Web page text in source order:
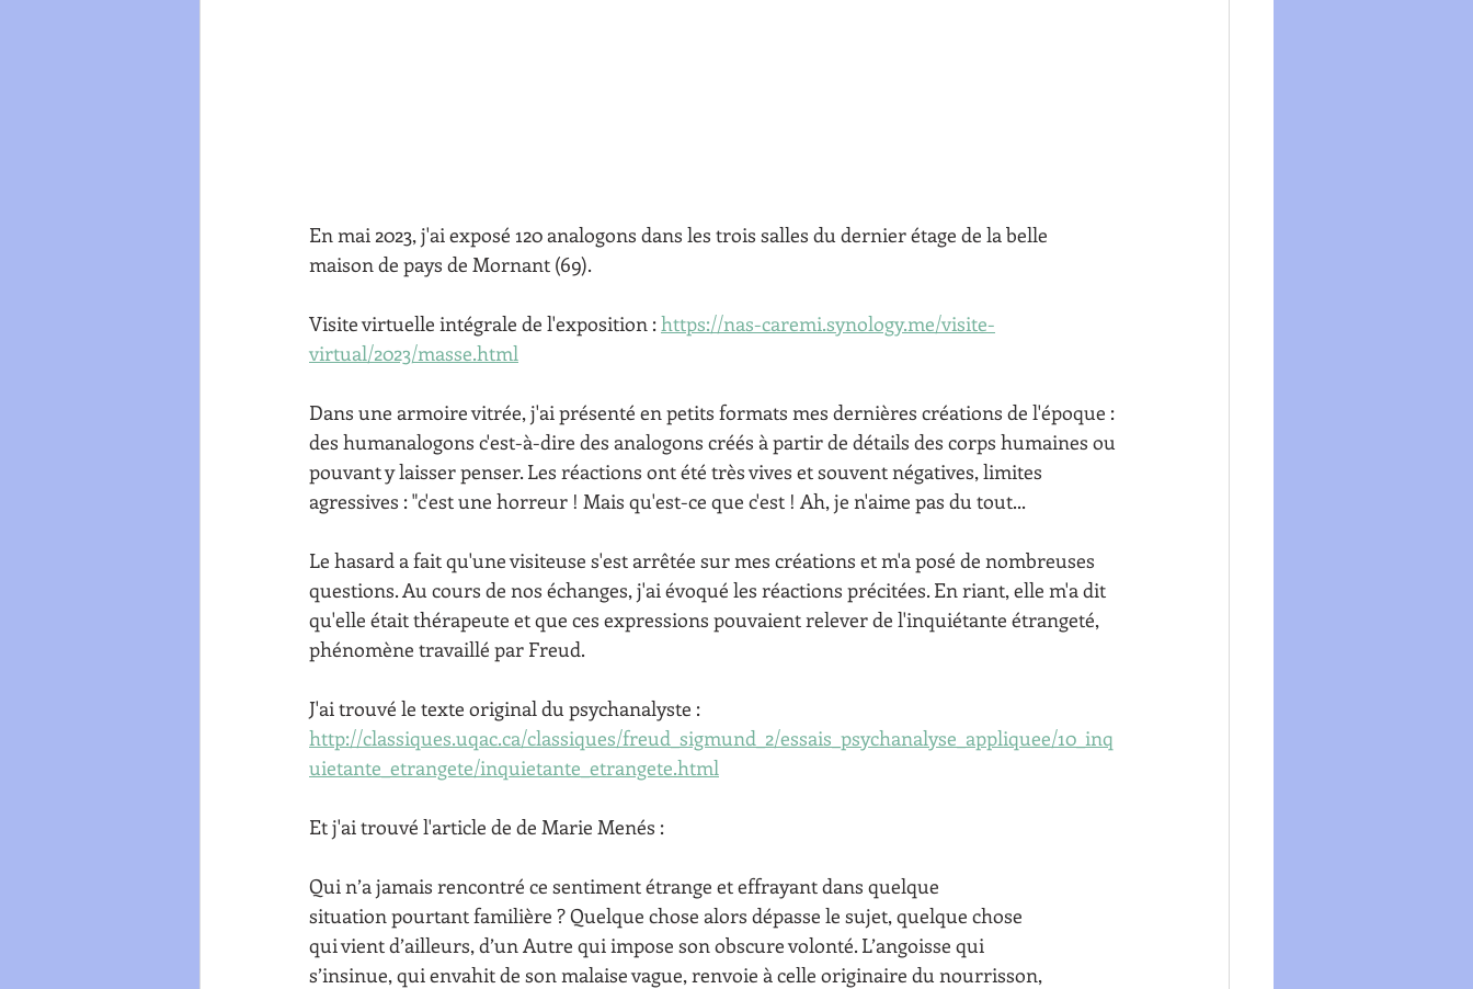
En mai 2023, j'ai exposé 120 analogons dans les trois salles du dernier étage de la belle
maison de pays de Mornant (69).
Visite virtuelle intégrale de l'exposition : https://nas-caremi.synology.me/visite-
virtual/2023/masse.html
Dans une armoire vitrée, j'ai présenté en petits formats mes dernières créations de l'époque :
des humanalogons c'est-à-dire des analogons créés à partir de détails des corps humaines ou
pouvant y laisser penser. Les réactions ont été très vives et souvent négatives, limites
agressives : "c'est une horreur ! Mais qu'est-ce que c'est ! Ah, je n'aime pas du tout...
Le hasard a fait qu'une visiteuse s'est arrêtée sur mes créations et m'a posé de nombreuses
questions. Au cours de nos échanges, j'ai évoqué les réactions précitées. En riant, elle m'a dit
qu'elle était thérapeute et que ces expressions pouvaient relever de l'inquiétante étrangeté,
phénomène travaillé par Freud.
J'ai trouvé le texte original du psychanalyste :
http://classiques.uqac.ca/classiques/freud_sigmund_2/essais_psychanalyse_appliquee/10_inq
uietante_etrangete/inquietante_etrangete.html
Et j'ai trouvé l'article de de Marie Menés :
Qui n’a jamais rencontré ce sentiment étrange et effrayant dans quelque
situation pourtant familière ? Quelque chose alors dépasse le sujet, quelque chose
qui vient d’ailleurs, d’un Autre qui impose son obscure volonté. L’angoisse qui
s’insinue, qui envahit de son malaise vague, renvoie à celle originaire du nourrisson,